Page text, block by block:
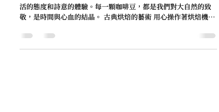
活的態度和詩意的體驗。每一顆咖啡豆，都是我們對大自然的致
敬，是時間與心血的結晶。 古典烘焙的藝術 用心操作著烘焙機，
啡風味的深度追求。我們堅信，一杯咖啡除了當下的...